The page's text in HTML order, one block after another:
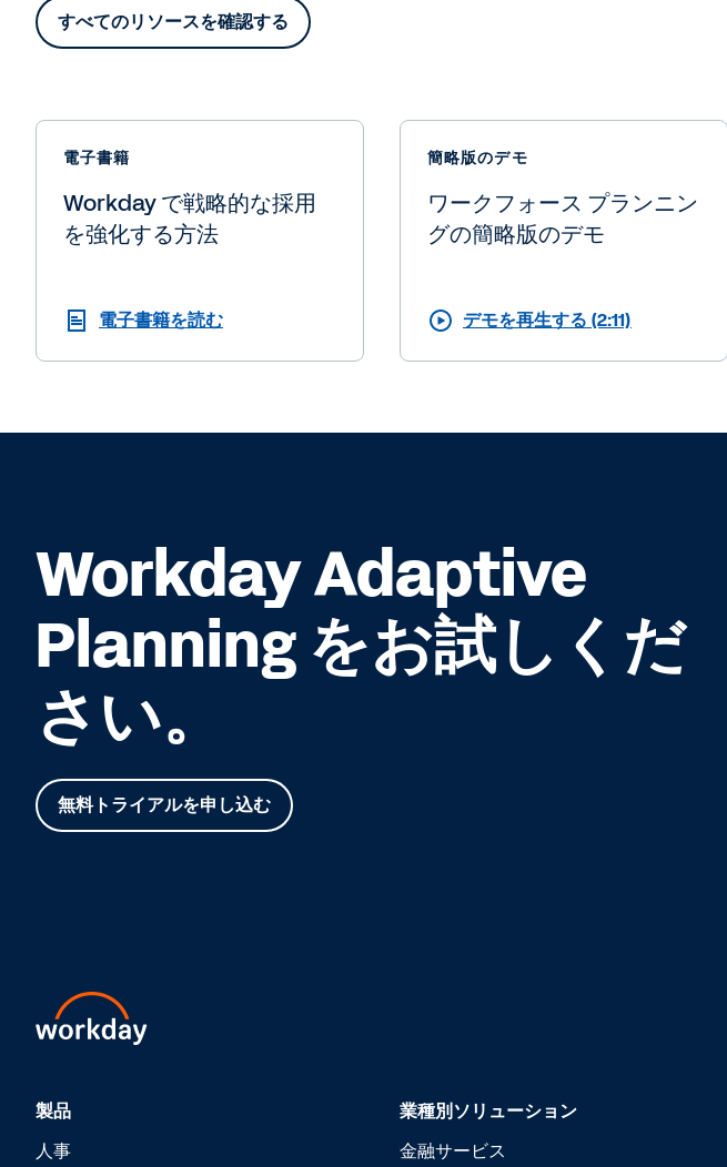
すべてのリソースを確認する
電子書籍
Workday で戦略的な採用
を強化する方法
電子書籍を読む
簡略版のデモ
ワークフォース プランニン
グの簡略版のデモ
デモを再生する (2:11)
Workday Adaptive
Planning をお試しくだ
さい。
無料トライアルを申し込む
製品
人事
業種別ソリューション
金融サービス